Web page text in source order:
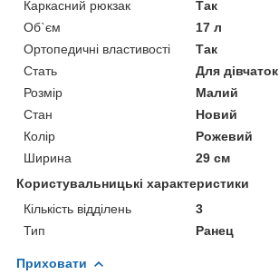
Каркасний рюкзак
Так
Об`єм
17 л
Ортопедичні властивості
Так
Стать
Для дівчаток
Розмір
Малий
Стан
Новий
Колір
Рожевий
Ширина
29 см
Користувальницькі характеристики
Кількість відділень
3
Тип
Ранец
Приховати